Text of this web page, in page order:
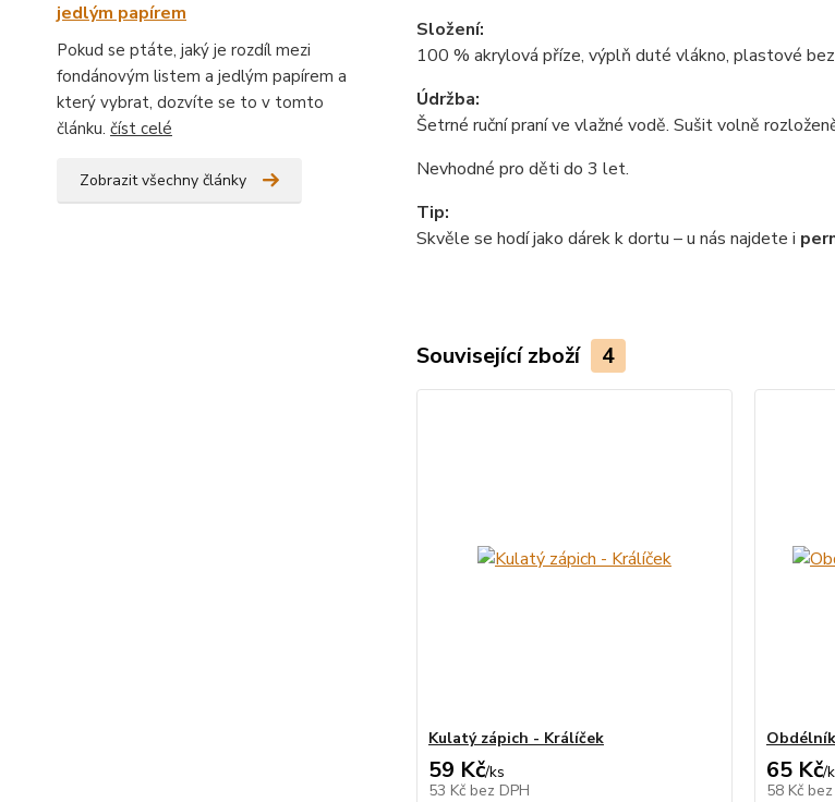
jedlým papírem
Pokud se ptáte, jaký je rozdíl mezi
fondánovým listem a jedlým papírem a
který vybrat, dozvíte se to v tomto
článku. číst celé
Zobrazit všechny články
Složení:
100 % akrylová příze, výplň duté vlákno, plastové
Údržba:
Šetrné ruční praní ve vlažné vodě. Sušit volně
Nevhodné pro děti do 3 let.
Tip:
Skvěle se hodí jako dárek k dortu – u nás najdete i
Související zboží 4
Kulatý zápich - Králíček
59 Kč/ks
53 Kč bez DPH
65 Kč/
58 Kč